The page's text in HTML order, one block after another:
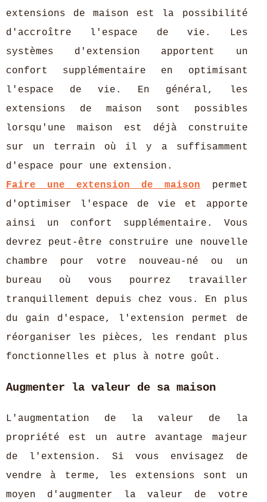
extensions de maison est la possibilité
d'accroître l'espace de vie. Les
systèmes d'extension apportent un
confort supplémentaire en optimisant
l'espace de vie. En général, les
extensions de maison sont possibles
lorsqu'une maison est déjà construite
sur un terrain où il y a suffisamment
d'espace pour une extension.
Faire une extension de maison permet
d'optimiser l'espace de vie et apporte
ainsi un confort supplémentaire. Vous
devrez peut-être construire une nouvelle
chambre pour votre nouveau-né ou un
bureau où vous pourrez travailler
tranquillement depuis chez vous. En plus
du gain d'espace, l'extension permet de
réorganiser les pièces, les rendant plus
fonctionnelles et plus à notre goût.
Augmenter la valeur de sa maison
L'augmentation de la valeur de la
propriété est un autre avantage majeur
de l'extension. Si vous envisagez de
vendre à terme, les extensions sont un
moyen d'augmenter la valeur de votre